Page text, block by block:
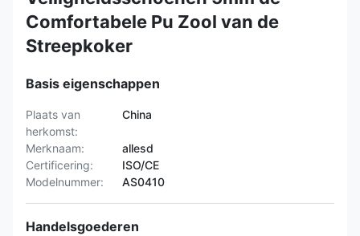
Comfortabele Pu Zool van de
Streepkoker
Basis eigenschappen
Plaats van
herkomst:
China
Merknaam:
allesd
Certificering:
ISO/CE
Modelnummer:
AS0410
Handelsgoederen